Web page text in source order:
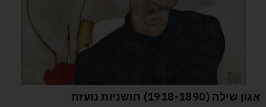
אֶגוֹן שילֶה (1918-1890) חושניות נועזת